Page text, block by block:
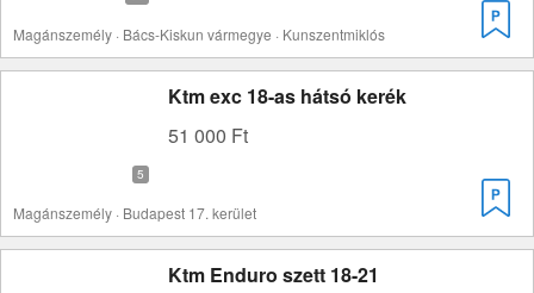
Magánszemély · Bács-Kiskun vármegye · Kunszentmiklós
Ktm exc 18-as hátsó kerék
51 000 Ft
Magánszemély · Budapest 17. kerület
Ktm Enduro szett 18-21